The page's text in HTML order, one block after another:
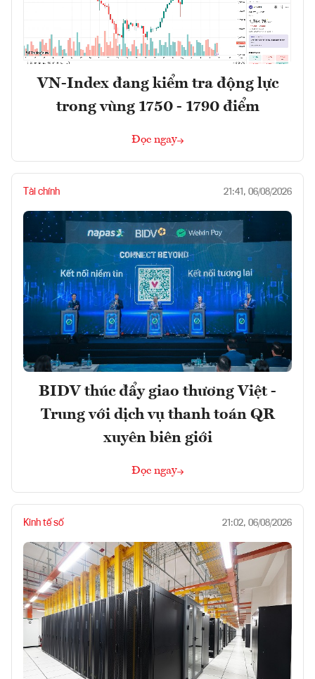
VN-Index đang kiểm tra động lực
trong vùng 1750 - 1790 điểm
Đọc ngay
Tài chính 21:41, 06/08/2026
BIDV thúc đẩy giao thương Việt -
Trung với dịch vụ thanh toán QR
xuyên biên giới
Đọc ngay
Kinh tế số 21:02, 06/08/2026